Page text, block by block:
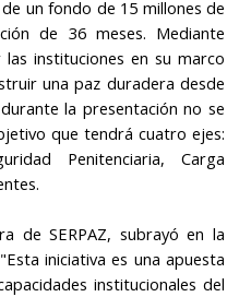
un fondo de 15 millones de
de 36 meses. Mediante
las instituciones en su marco
una paz duradera desde
la presentación no se
que tendrá cuatro ejes:
Penitenciaria, Carga
de SERPAZ, subrayó en la
iniciativa es una apuesta
institucionales del